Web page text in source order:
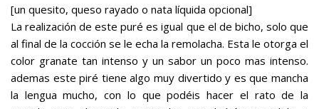
[un quesito, queso rayado o nata líquida opcional]
La realización de este puré es igual que el de bicho, solo que
al final de la cocción se le echa la remolacha. Esta le otorga el
color granate tan intenso y un sabor un poco mas intenso.
ademas este piré tiene algo muy divertido y es que mancha
la lengua mucho, con lo que podéis hacer el rato de la